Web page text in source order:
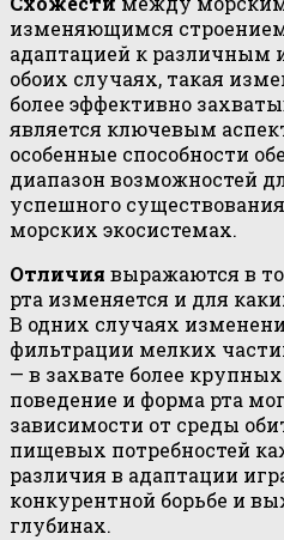
изменяющимся
адаптацией к различным
обоих случаях, такая
более эффективно
является ключевым
особенные способности
диапазон возможностей
успешного
морских экосистемах.
Отличия выражаются в
рта изменяется и для
В одних случаях
фильтрации мелких
— в захвате более
поведение и форма рта
зависимости от среды
пищевых потребностей
различия в адаптации
конкурентной борьбе и
глубинах.